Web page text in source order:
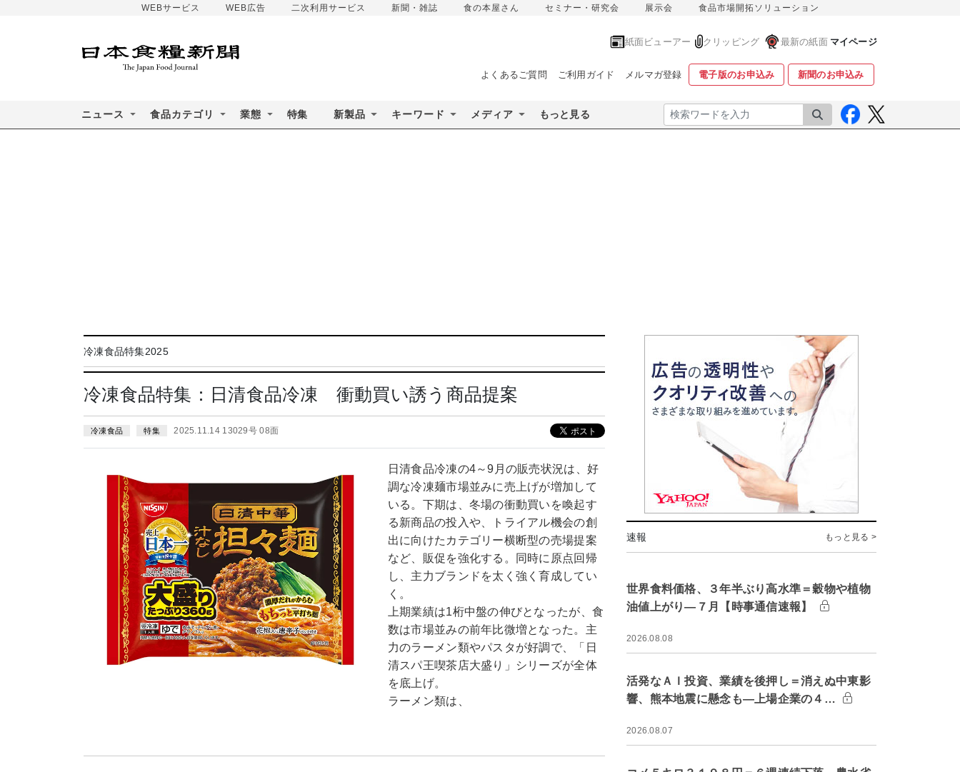
WEBサービス WEB広告 二次利用サービス 新聞・雑誌 食の本屋さん セミナー・研究会 展示会 食品市場開拓ソリューション
紙面ビューアー クリッピング 最新の紙面 マイページ
よくあるご質問 ご利用ガイド メルマガ登録 電子版のお申込み 新聞のお申込み
ニュース 食品カテゴリ 業態 特集 新製品 キーワード メディア もっと見る 検索
冷凍食品特集2025
冷凍食品特集：日清食品冷凍 衝動買い誘う商品提案
冷凍食品 特集 2025.11.14 13029号 08面
日清食品冷凍の4～9月の販売状況は、好
調な冷凍麺市場並みに売上げが増加して
いる。下期は、冬場の衝動買いを喚起す
る新商品の投入や、トライアル機会の創
出に向けたカテゴリー横断型の売場提案
など、販促を強化する。同時に原点回帰
し、主力ブランドを太く強く育成してい
く。
上期業績は1桁中盤の伸びとなったが、食
数は市場並みの前年比微増となった。主
力のラーメン類やパスタが好調で、「日
清スパ王喫茶店大盛り」シリーズが全体
を底上げ。
ラーメン類は、
速報 もっと見る >
世界食料価格、３年半ぶり高水準＝穀物や植物
油値上がり―７月【時事通信速報】
2026.08.08
活発なＡＩ投資、業績を後押し＝消えぬ中東影
響、熊本地震に懸念も―上場企業の４…
2026.08.07